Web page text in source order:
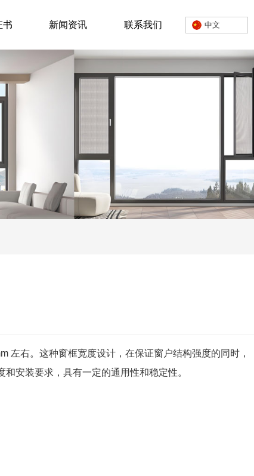
书 新闻资讯 联系我们 中文
左右。这种窗框宽度设计，在保证窗户结构强度的同时，
安装要求，具有一定的通用性和稳定性。